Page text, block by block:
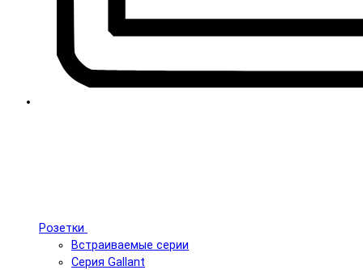
Розетки
Встраиваемые серии
Серия Gallant